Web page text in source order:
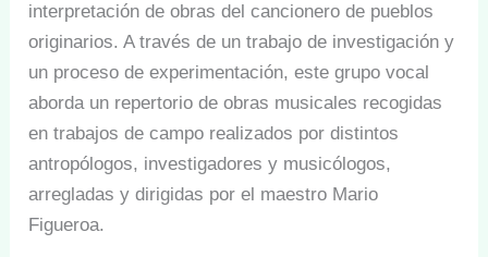
interpretación de obras del cancionero de pueblos
originarios. A través de un trabajo de investigación y
un proceso de experimentación, este grupo vocal
aborda un repertorio de obras musicales recogidas
en trabajos de campo realizados por distintos
antropólogos, investigadores y musicólogos,
arregladas y dirigidas por el maestro Mario
Figueroa.